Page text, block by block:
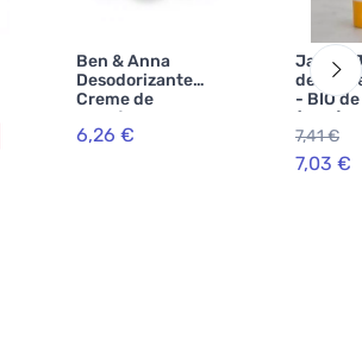
Ben & Anna
Desodorizante
Creme de
Orquídea de
Baunilha (45 g)
6,26 €
Jack n
de
- BIO
(50 g) -
com
7,41 €
7,03 €